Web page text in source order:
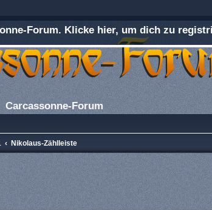
Forum. Klicke hier, um dich zu
Carcassonne-Forum
Nikolaus-Zählleiste